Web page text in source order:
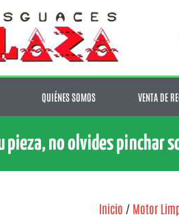
QUIÉNES SOMOS VENTA DE
pieza, no olvides pinchar
Inicio / Motor